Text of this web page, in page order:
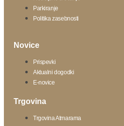
Parkiranje
Politika zasebnosti
Novice
Prispevki
Aktualni dogodki
E-novice
Trgovina
Trgovina Atmarama